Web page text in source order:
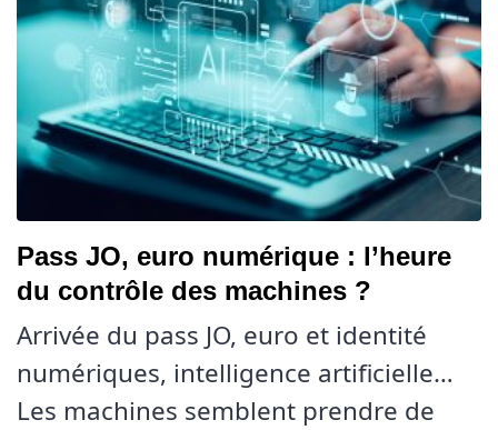
Pass JO, euro numérique : l’heure
du contrôle des machines ?
Arrivée du pass JO, euro et identité
numériques, intelligence artificielle…
Les machines semblent prendre de